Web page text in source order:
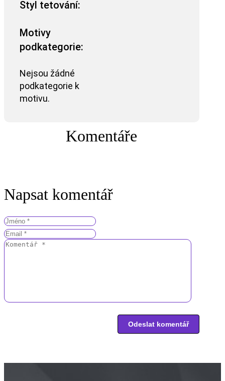
Styl tetování:
Motivy
podkategorie:
Nejsou žádné
podkategorie k
motivu.
Komentáře
Napsat komentář